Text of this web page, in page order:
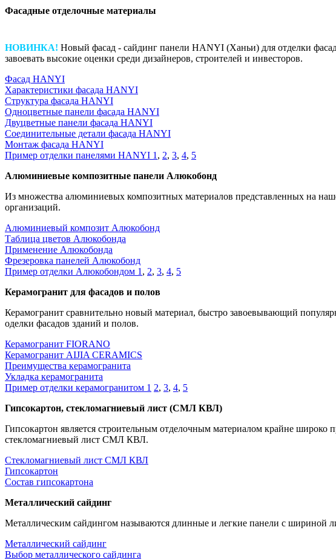
Фасадные отделочные материалы
НОВИНКА! Новый фасад - сайдинг панели HANYI (Ханьи) для отделки
завоевать высокие оценки среди дизайнеров, строителей и инвесторов.
Фасад HANYI
Характеристики фасада HANYI
Структура фасада HANYI
Одноцветные панели фасада HANYI
Двуцветные панели фасада HANYI
Соединительные детали фасада HANYI
Монтаж фасада HANYI
Пример отделки панелями HANYI 1 , 2, 3, 4, 5
Алюминиевые композитные панели Алюкобонд
Из множества алюминиевых композитных материалов представленных на
организаций.
Алюминиевый композит Алюкобонд
Таблица цветов Алюкобонда
Применение Алюкобонда
Фрезеровка панелей Алюкобонд
Пример отделки Алюкобондом 1 , 2, 3, 4, 5
Керамогранит для фасадов и полов
Керамогранит сравнительно новый материал, быстро завоевывающий
оделки фасадов зданий и полов.
Керамогранит FIORANO
Керамогранит AIJIA CERAMICS
Преимущества керамогранита
Укладка керамогранита
Пример отделки керамогранитом 1 2, 3, 4, 5
Гипсокартон, стекломагниевый лист (СМЛ КВЛ)
Гипсокартон является строительным отделочным материалом крайне
стекломагниевый лист СМЛ КВЛ.
Стекломагниевый лист СМЛ КВЛ
Гипсокартон
Состав гипсокартона
Металлический сайдинг
Металлическим сайдингом называются длинные и легкие панели с шириной
Металлический сайдинг
Выбор металлического сайдинга